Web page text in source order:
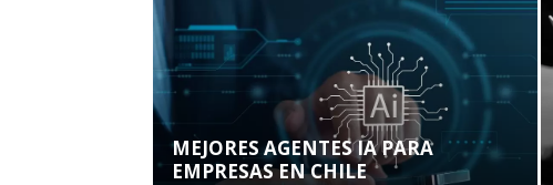
MEJORES AGENTES IA PARA
EMPRESAS EN CHILE